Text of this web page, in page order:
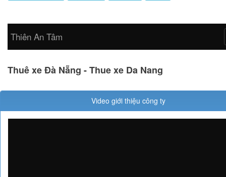
Thiên An Tâm
Thuê xe Đà Nẵng - Thue xe Da Nang
Video giới thiệu công ty